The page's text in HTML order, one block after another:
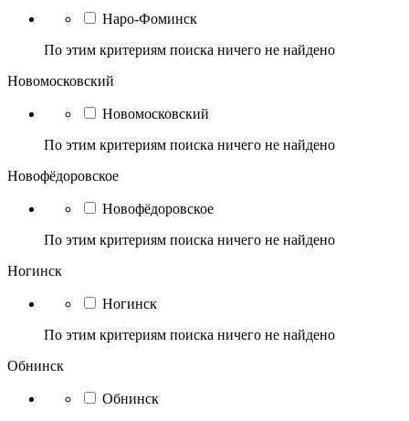
Наро-Фоминск
По этим критериям поиска ничего не найдено
Новомосковский
Новомосковский
По этим критериям поиска ничего не найдено
Новофёдоровское
Новофёдоровское
По этим критериям поиска ничего не найдено
Ногинск
Ногинск
По этим критериям поиска ничего не найдено
Обнинск
Обнинск